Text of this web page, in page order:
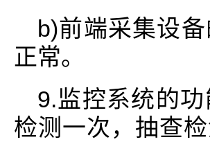
b)前端采集设
正常。
9.监控系统的
检测一次，抽查